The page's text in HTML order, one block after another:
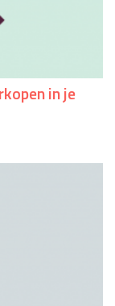
in je